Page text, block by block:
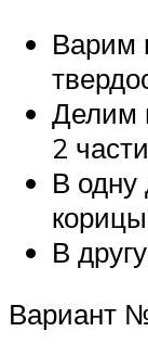
Варим
Делим
2
В одну
В
Вариант